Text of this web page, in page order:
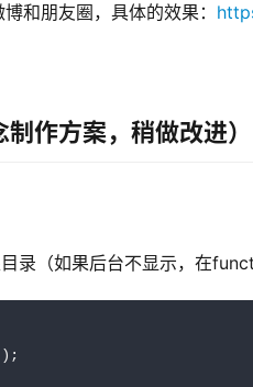
和朋友圈，具体的效果：
作方案，稍做改进）
（如果后台不显示，在